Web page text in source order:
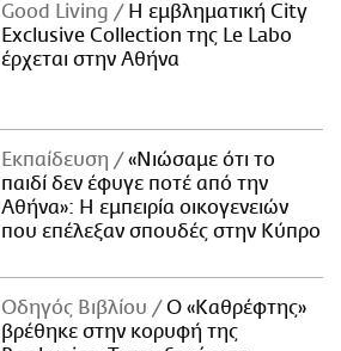
Good Living
Η εμβληματική City
Exclusive Collection της Le Labo
έρχεται στην Αθήνα
Εκπαίδευση
«Νιώσαμε ότι το
παιδί δεν έφυγε ποτέ από την
Αθήνα»: Η εμπειρία οικογενειών
που επέλεξαν σπουδές στην Κύπρο
Οδηγός Βιβλίου
Ο «Καθρέφτης»
βρέθηκε στην κορυφή της